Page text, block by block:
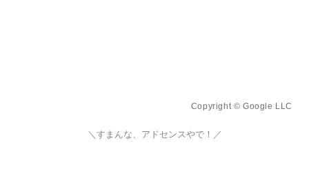
Copyright © Google LLC
＼すまんな、アドセンスやで！／